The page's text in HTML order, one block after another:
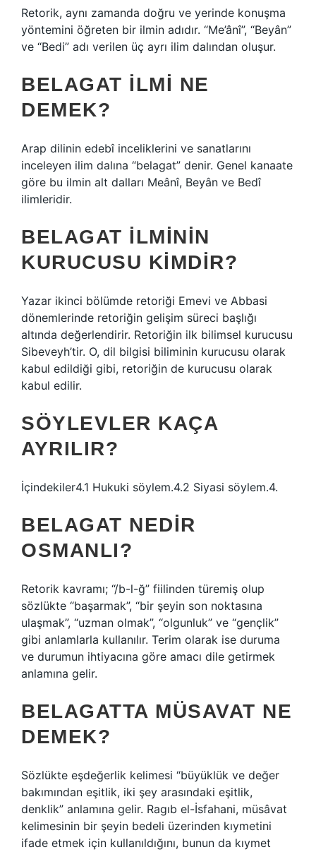
Retorik, aynı zamanda doğru ve yerinde konuşma
yöntemini öğreten bir ilmin adıdır. “Me’ânî”, “Beyân”
ve “Bedi” adı verilen üç ayrı ilim dalından oluşur.
BELAGAT ILMI NE
DEMEK?
Arap dilinin edebî inceliklerini ve sanatlarını
inceleyen ilim dalına “belagat” denir. Genel kanaate
göre bu ilmin alt dalları Meânî, Beyân ve Bedî
ilimleridir.
BELAGAT ILMININ
KURUCUSU KIMDIR?
Yazar ikinci bölümde retoriği Emevi ve Abbasi
dönemlerinde retoriğin gelişim süreci başlığı
altında değerlendirir. Retoriğin ilk bilimsel kurucusu
Sibeveyh’tir. O, dil bilgisi biliminin kurucusu olarak
kabul edildiği gibi, retoriğin de kurucusu olarak
kabul edilir.
SÖYLEVLER KAÇA
AYRILIR?
İçindekiler4.1 Hukuki söylem.4.2 Siyasi söylem.4.
BELAGAT NEDIR
OSMANLI?
Retorik kavramı; “/b-l-ğ” fiilinden türemiş olup
sözlükte “başarmak”, “bir şeyin son noktasına
ulaşmak”, “uzman olmak”, “olgunluk” ve “gençlik”
gibi anlamlarla kullanılır. Terim olarak ise duruma
ve durumun ihtiyacına göre amacı dile getirmek
anlamına gelir.
BELAGATTA MÜSAVAT NE
DEMEK?
Sözlükte eşdeğerlik kelimesi “büyüklük ve değer
bakımından eşitlik, iki şey arasındaki eşitlik,
denklik” anlamına gelir. Ragıb el-İsfahani, müsâvat
kelimesinin bir şeyin bedeli üzerinden kıymetini
ifade etmek için kullanıldığını, bunun da kıymet